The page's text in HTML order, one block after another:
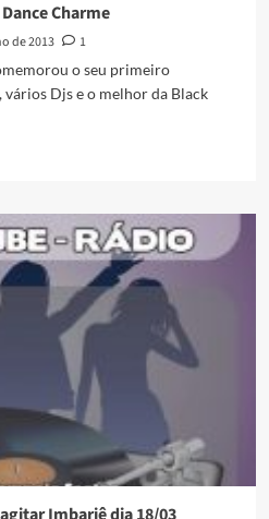
Charme
de 2013
1
o seu primeiro
Djs e o melhor da Black